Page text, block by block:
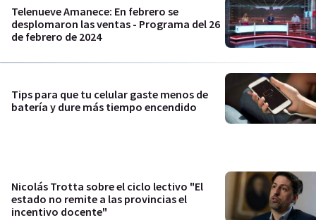
Telenueve Amanece: En febrero se
desplomaron las ventas - Programa del 26
de febrero de 2024
Tips para que tu celular gaste menos de
batería y dure más tiempo encendido
Nicolás Trotta sobre el ciclo lectivo "El
estado no remite a las provincias el
incentivo docente"